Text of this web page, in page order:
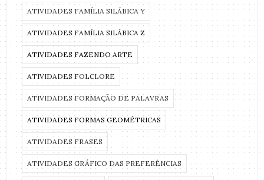
ATIVIDADES FAMÍLIA SILÁBICA Y
ATIVIDADES FAMÍLIA SILÁBICA Z
ATIVIDADES FAZENDO ARTE
ATIVIDADES FOLCLORE
ATIVIDADES FORMAÇÃO DE PALAVRAS
ATIVIDADES FORMAS GEOMÉTRICAS
ATIVIDADES FRASES
ATIVIDADES GRÁFICO DAS PREFERÊNCIAS